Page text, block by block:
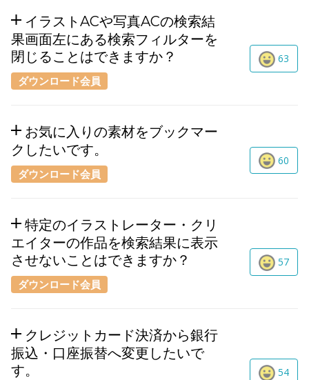
イラストACや写真ACの検索結
果画面左にある検索フィルターを
閉じることはできますか？
ダウンロード会員
63
お気に入りの素材をブックマー
クしたいです。
ダウンロード会員
60
特定のイラストレーター・クリ
エイターの作品を検索結果に表示
させないことはできますか？
ダウンロード会員
57
クレジットカード決済から銀行
振込・口座振替へ変更したいで
す。
54